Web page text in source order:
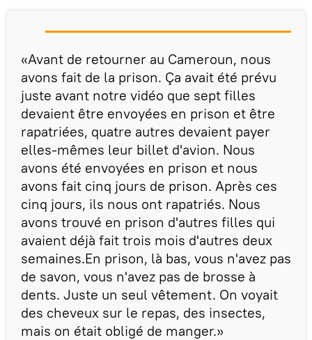
«Avant de retourner au Cameroun, nous
avons fait de la prison. Ça avait été prévu
juste avant notre vidéo que sept filles
devaient être envoyées en prison et être
rapatriées, quatre autres devaient payer
elles-mêmes leur billet d'avion. Nous
avons été envoyées en prison et nous
avons fait cinq jours de prison. Après ces
cinq jours, ils nous ont rapatriés. Nous
avons trouvé en prison d'autres filles qui
avaient déjà fait trois mois d'autres deux
semaines.En prison, là bas, vous n'avez pas
de savon, vous n'avez pas de brosse à
dents. Juste un seul vêtement. On voyait
des cheveux sur le repas, des insectes,
mais on était obligé de manger.»